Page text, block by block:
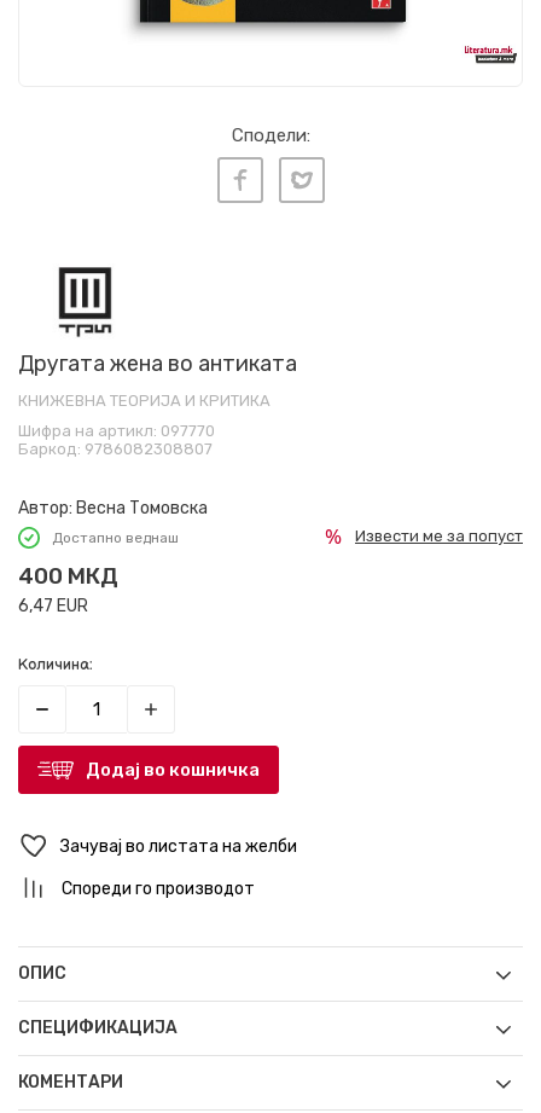
Сподели:
Другата жена во антиката
КНИЖЕВНА ТЕОРИЈА И КРИТИКА
Шифра на артикл: 097770
Баркод: 9786082308807
Автор: Весна Томовска
Достапно веднаш
400 МКД
6,47 EUR
Извести ме за попуст
Количина:
Додај во кошничка
Зачувај во листата на желби
Спореди го производот
ОПИС
СПЕЦИФИКАЦИЈА
КОМЕНТАРИ